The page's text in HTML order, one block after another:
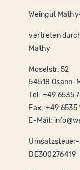
Weingut
vertreten
Mathy
Moselstr. 52
54518 Osann-
Tel: +49 6535
Fax: +49 6535
E-Mail:
DE300276419